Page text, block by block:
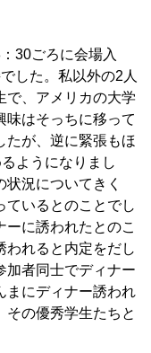
30ごろに会場入
した。私以外の2人
で、アメリカの大学
味はそっちに移って
たが、逆に緊張もほ
ようになりまし
況についてきく
ているとのことでし
に誘われたとのこ
われると内定をだし
加者同士でディナー
まにディナー誘われ
その優秀学生たちと